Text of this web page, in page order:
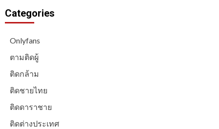
Categories
Onlyfans
ตามติดผู้
ติดกล้าม
ติดชายไทย
ติดดาราชาย
ติดต่างประเทศ